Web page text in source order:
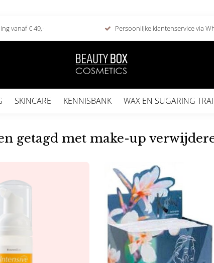
vanaf € 49,- Persoonlijke klantenservice via
SKINCARE KENNISBANK WAX EN SUGARING
getagd met make-up